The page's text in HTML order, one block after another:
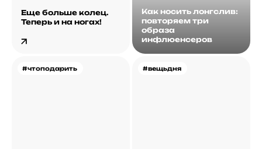
Еще больше колец.
Теперь и на ногах!
Как носить лонгслив:
повторяем три
образа
инфлюенсеров
#чтоподарить #вещьдня